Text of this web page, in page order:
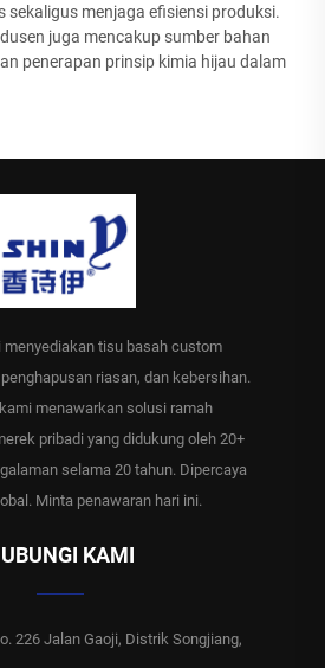
menjaga efisiensi produksi.
juga mencakup sumber bahan
penerapan prinsip kimia hijau dalam
menyediakan tisu basah custom
riasan, dan kebersihan.
menawarkan solusi ramah
pribadi yang didukung oleh 20+
selama 20 tahun. Dipercaya
Minta penawaran hari ini.
KAMI
226 Jalan Gaoji, Distrik Songjiang,